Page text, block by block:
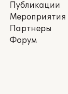
Публикации
Мероприятия
Партнеры
Форум